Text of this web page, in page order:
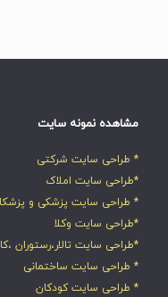
مشاهده نمونه سایت
* طراحی سایت شرکتی
*طراحی سایت املاک
* طراحی سایت پزشکی و
*طراحی سایت وکلا
*طراحی سایت تالار،رستوران
* طراحی سایت ساختمانی
* طراحی سایت کودکان